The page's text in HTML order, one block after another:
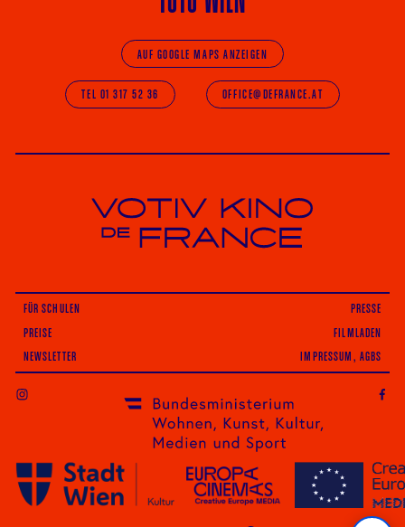
AUF GOOGLE MAPS ANZEIGEN
TEL 01 317 52 36 OFFICE@DEFRANCE.AT
Votiv Kino und Kino De France in Wien
FÜR SCHULEN
PRESSE
PREISE
FILMLADEN
NEWSLETTER IMPRESSUM, AGBS